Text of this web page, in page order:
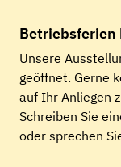
Betriebsferien
Unsere
geöffnet. Gerne
auf Ihr Anliegen
Schreiben Sie
oder sprechen